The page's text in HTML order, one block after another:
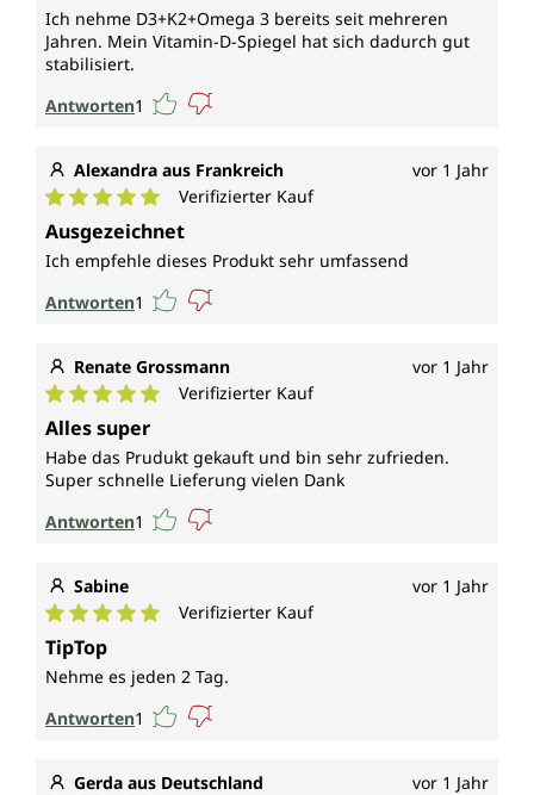
Ich nehme D3+K2+Omega 3 bereits seit mehreren
Jahren. Mein Vitamin-D-Spiegel hat sich dadurch gut
stabilisiert.
Antworten1
Alexandra aus Frankreich vor 1 Jahr
Durchschnittliche Bewertung von 5 von 5 Sternen
Verifizierter Kauf
Ausgezeichnet
Ich empfehle dieses Produkt sehr umfassend
Antworten1
Renate Grossmann vor 1 Jahr
Durchschnittliche Bewertung von 5 von 5 Sternen
Verifizierter Kauf
Alles super
Habe das Prudukt gekauft und bin sehr zufrieden.
Super schnelle Lieferung vielen Dank
Antworten1
Sabine vor 1 Jahr
Durchschnittliche Bewertung von 5 von 5 Sternen
Verifizierter Kauf
TipTop
Nehme es jeden 2 Tag.
Antworten1
Gerda aus Deutschland vor 1 Jahr